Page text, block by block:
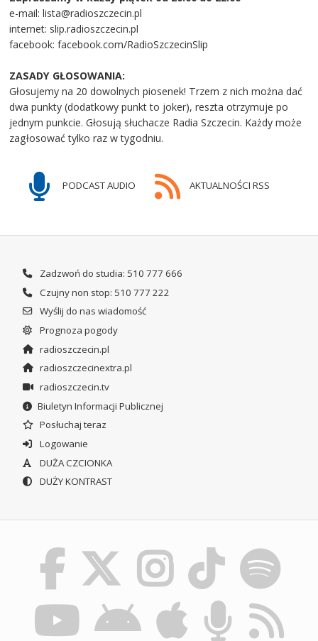
e-mail: lista@radioszczecin.pl
internet: slip.radioszczecin.pl
facebook: facebook.com/RadioSzczecinSlip
ZASADY GŁOSOWANIA:
Głosujemy na 20 dowolnych piosenek! Trzem z nich można dać
dwa punkty (dodatkowy punkt to joker), reszta otrzymuje po
jednym punkcie. Głosują słuchacze Radia Szczecin. Każdy może
zagłosować tylko raz w tygodniu.
PODCAST AUDIO AKTUALNOŚCI RSS
Zadzwoń do studia: 510 777 666
Czujny non stop: 510 777 222
Wyślij do nas wiadomość
Prognoza pogody
radioszczecin.pl
radioszczecinextra.pl
radioszczecin.tv
Biuletyn Informacji Publicznej
Posłuchaj teraz
Logowanie
DUŻA CZCIONKA
DUŻY KONTRAST